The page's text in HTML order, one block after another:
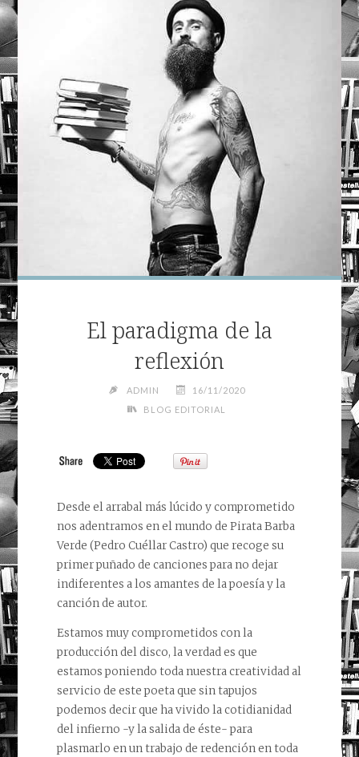
El paradigma de la
reflexión
ADMIN
16/11/2020
BLOG EDITORIAL
Desde el arrabal más lúcido y comprometido
nos adentramos en el mundo de Pirata Barba
Verde (Pedro Cuéllar Castro) que recoge su
primer puñado de canciones para no dejar
indiferentes a los amantes de la poesía y la
canción de autor.
Estamos muy comprometidos con la
producción del disco, la verdad es que
estamos poniendo toda nuestra creatividad al
servicio de este poeta que sin tapujos
podemos decir que ha vivido la cotidianidad
del infierno -y la salida de éste- para
plasmarlo en un trabajo de redención en toda